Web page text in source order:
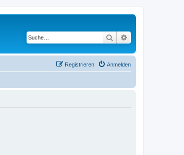
Suche
Anmelden
Registrieren